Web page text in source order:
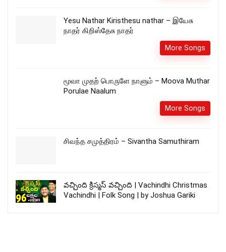
Yesu Nathar Kiristhesu nathar – இயேசு
நாதர் கிறிஸ்தேசு நாதர்
More Songs
மூவா முதற் பொருளே நாளும் – Moova Muthar
Porulae Naalum
More Songs
சிவந்த சமுத்திரம் – Sivantha Samuthiram
వచ్చింది క్రిస్మస్ వచ్చింది | Vachindhi Christmas
Vachindhi | Folk Song | by Joshua Gariki